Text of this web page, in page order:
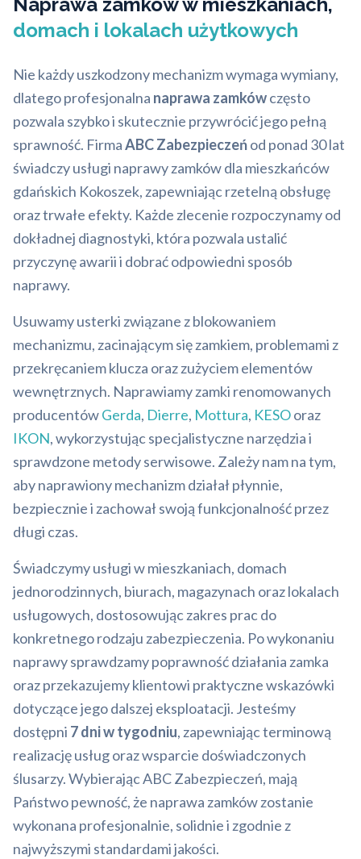
domach i lokalach użytkowych
Nie każdy uszkodzony mechanizm wymaga wymiany,
dlatego profesjonalna naprawa zamkówczęsto
pozwala szybko i skutecznie przywrócić jego pełną
sprawność. FirmaABC Zabezpieczeńod ponad 30 lat
świadczy usługi naprawy zamków dla mieszkańców
gdańskich Kokoszek, zapewniając rzetelną obsługę
oraz trwałe efekty. Każde zlecenie rozpoczynamy od
dokładnej diagnostyki, która pozwala ustalić
przyczynę awarii i dobrać odpowiedni sposób
naprawy.
Usuwamy usterki związane z blokowaniem
mechanizmu, zacinającym się zamkiem, problemami z
przekręcaniem klucza oraz zużyciem elementów
wewnętrznych. Naprawiamy zamki renomowanych
producentówGerda, Dierre, Mottura, KESOoraz
IKON, wykorzystując specjalistyczne narzędzia i
sprawdzone metody serwisowe. Zależy nam na tym,
aby naprawiony mechanizm działał płynnie,
bezpiecznie i zachował swoją funkcjonalność przez
długi czas.
Świadczymy usługi w mieszkaniach, domach
jednorodzinnych, biurach, magazynach oraz lokalach
usługowych, dostosowując zakres prac do
konkretnego rodzaju zabezpieczenia. Po wykonaniu
naprawy sprawdzamy poprawność działania zamka
oraz przekazujemy klientowi praktyczne wskazówki
dotyczące jego dalszej eksploatacji. Jesteśmy
dostępni 7 dni w tygodniu, zapewniając terminową
realizację usług oraz wsparcie doświadczonych
ślusarzy. Wybierając ABC Zabezpieczeń, mają
Państwo pewność, że naprawa zamków zostanie
wykonana profesjonalnie, solidnie i zgodnie z
najwyższymi standardami jakości.